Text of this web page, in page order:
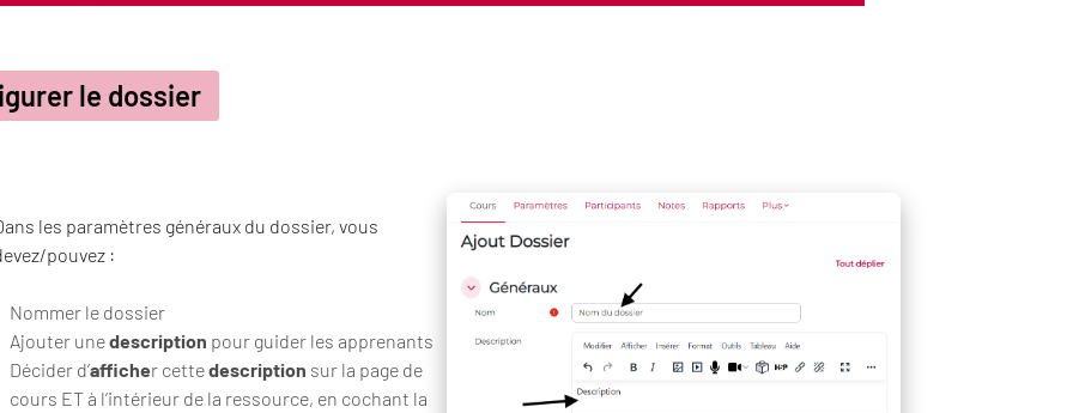
le dossier
les paramètres généraux du dossier, vous
pouvez :
Nommer le dossier
Ajouter unedescription pour guider les apprenants
Décider d’afficher cettedescription sur la page de
cours ET à l’intérieur de la ressource, en cochant la